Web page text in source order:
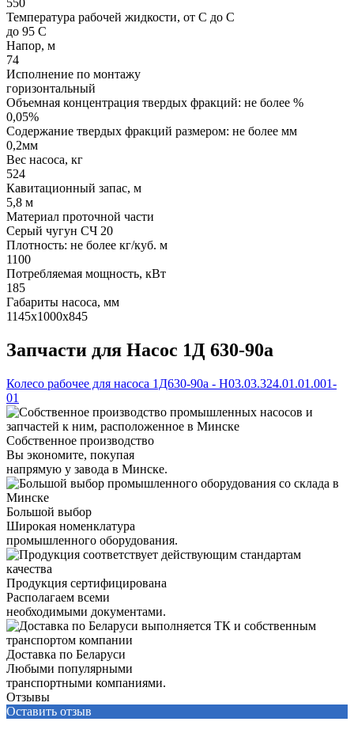
Температура рабочей жидкости, от С до С
до 95 С
Напор, м
74
Исполнение по монтажу
горизонтальный
Объемная концентрация твердых фракций: не более %
0,05%
Содержание твердых фракций размером: не более мм
0,2мм
Вес насоса, кг
524
Кавитационный запас, м
5,8 м
Материал проточной части
Серый чугун СЧ 20
Плотность: не более кг/куб. м
1100
Потребляемая мощность, кВт
185
Габариты насоса, мм
1145х1000х845
Запчасти для Насос 1Д 630-90а
Колесо рабочее для насоса 1Д630-90а - Н03.03.324.01.01.001-
01
Собственное производство
Вы экономите, покупая
напрямую у завода в Минске.
Большой выбор
Широкая номенклатура
промышленного оборудования.
Продукция сертифицирована
Располагаем всеми
необходимыми документами.
Доставка по Беларуси
Любыми популярными
транспортными компаниями.
Отзывы
Оставить отзыв